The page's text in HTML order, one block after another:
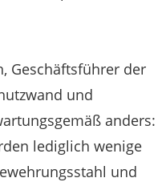
Geschäftsführer der
und
anders:
lediglich wenige
und